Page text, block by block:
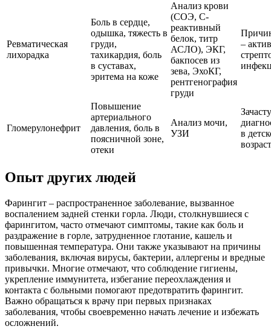
Ревматическая
лихорадка
Боль в сердце,
одышка, тяжесть в
груди,
тахикардия, боль
в суставах,
эритема на коже
Анализ крови
(СОЭ, С-
реактивный
белок, титр
АСЛО), ЭКГ,
бакпосев из
зева, ЭхоКГ,
рентгенография
груди
–
Гломерулонефрит
Повышение
артериального
давления, боль в
поясничной зоне,
отеки
Анализ мочи,
УЗИ
в
Опыт других людей
Фарингит – распространенное заболевание, вызванное
воспалением задней стенки горла. Люди, столкнувшиеся с
фарингитом, часто отмечают симптомы, такие как боль и
раздражение в горле, затрудненное глотание, кашель и
повышенная температура. Они также указывают на причины
заболевания, включая вирусы, бактерии, аллергены и вредные
привычки. Многие отмечают, что соблюдение гигиены,
укрепление иммунитета, избегание переохлаждения и
контакта с больными помогают предотвратить фарингит.
Важно обращаться к врачу при первых признаках
заболевания, чтобы своевременно начать лечение и избежать
осложнений.